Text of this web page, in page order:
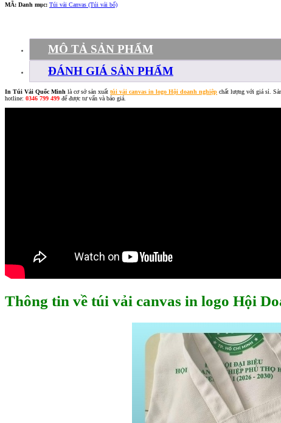
MÃ: Danh mục: Túi vải Canvas (Túi vải bố)
MÔ TẢ SẢN PHẨM
ĐÁNH GIÁ SẢN PHẨM
In Túi Vải Quốc Minh là cơ sở sản xuất túi vải canvas in logo Hội doanh nghiệp chất lượng với giá sỉ.
hotline: 0346 799 499 để được tư vấn và báo giá.
Thông tin về túi vải canvas in logo Hội